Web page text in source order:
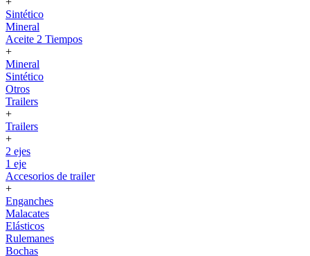
Sintético
Mineral
Aceite 2 Tiempos
+
Mineral
Sintético
Otros
Trailers
+
Trailers
+
2 ejes
1 eje
Accesorios de trailer
+
Enganches
Malacates
Elásticos
Rulemanes
Bochas